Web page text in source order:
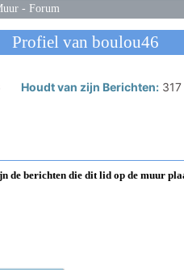
- Forum
Profiel van boulou46
Houdt van zijn Berichten:317
de berichten die dit lid op de muur